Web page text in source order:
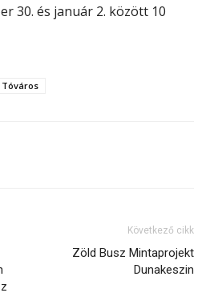
30. és január 2. között 10
Tóváros
Következő cikk
Zöld Busz Mintaprojekt
Dunakeszin